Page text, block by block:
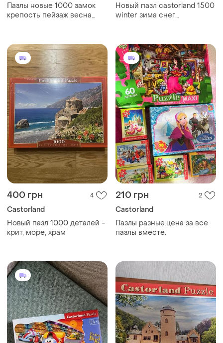
Пазлы новые 1000 замок
крепость пейзаж весна
Новый пазл castorland 1500
winter зима снег
400 грн 4
Castorland
Новый пазл 1000 деталей -
крит, море, храм
210 грн 2
Castorland
Пазлы разные.цена за все
пазлы вместе.